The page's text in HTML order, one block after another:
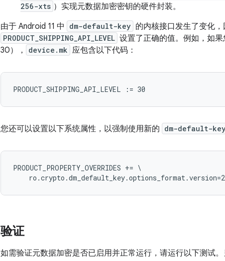
256-xts ）实现元数据加密密钥的硬件封装。
由于 Android 11 中
dm-default-key 的内核接口发生了变化
PRODUCT_SHIPPING_API_LEVEL 设置了正确的值。例如，如
30），
device.mk 应包含以下代码：
您还可以设置以下系统属性，以强制使用新的 dm-default-
PRODUCT_PROPERTY_OVERRIDES += \
验证
如需验证元数据加密是否已启用并正常运行，请运行以下测试